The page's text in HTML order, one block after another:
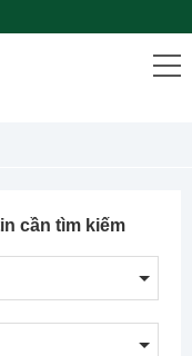
cần tìm kiếm